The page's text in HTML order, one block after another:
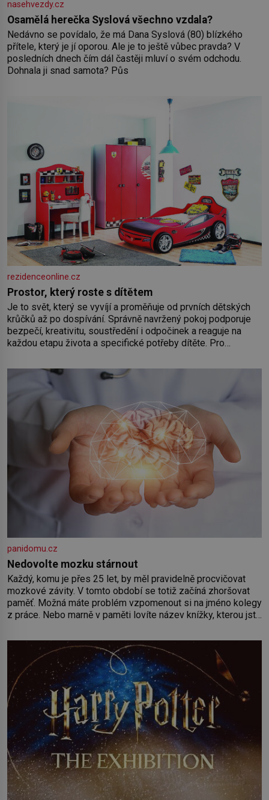
nasehvezdy.cz
Osamělá herečka Syslová všechno vzdala?
Nedávno se povídalo, že má Dana Syslová (80) blízkého
přítele, který je jí oporou. Ale je to ještě vůbec pravda? V
posledních dnech čím dál častěji mluví o svém odchodu.
Dohnala ji snad samota? Půs
rezidenceonline.cz
Prostor, který roste s dítětem
Je to svět, který se vyvíjí a proměňuje od prvních dětských
krůčků až po dospívání. Správně navržený pokoj podporuje
bezpečí, kreativitu, soustředění i odpočinek a reaguje na
každou etapu života a specifické potřeby dítěte. Pro
by pokoj miminka měl působit především klidně a útulně.
Předškolní věk je
panidomu.cz
Nedovolte mozku stárnout
Každý, komu je přes 25 let, by měl pravidelně procvičovat
mozkové závity. V tomto období se totiž začíná zhoršovat
paměť. Možná máte problém vzpomenout si na jméno kolegy
z práce. Nebo marně v paměti lovíte název knížky, kterou jste
paměť rozhodla stávkovat. Cvičte